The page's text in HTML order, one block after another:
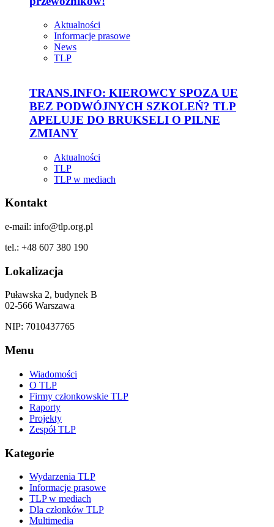
Aktualności
Informacje prasowe
News
TLP
TRANS.INFO: KIEROWCY SPOZA UE
BEZ PODWÓJNYCH SZKOLEŃ? TLP
APELUJE DO BRUKSELI O PILNE
ZMIANY
Aktualności
TLP
TLP w mediach
Kontakt
e-mail: info@tlp.org.pl
tel.: +48 607 380 190
Lokalizacja
Puławska 2, budynek B
02-566 Warszawa
NIP: 7010437765
Menu
Wiadomości
O TLP
Firmy członkowskie TLP
Raporty
Projekty
Zespół TLP
Kategorie
Wydarzenia TLP
Informacje prasowe
TLP w mediach
Dla członków TLP
Multimedia